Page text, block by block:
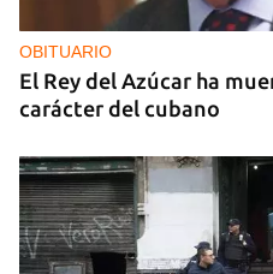
OBITUARIO
El Rey del Azúcar ha
carácter del cubano